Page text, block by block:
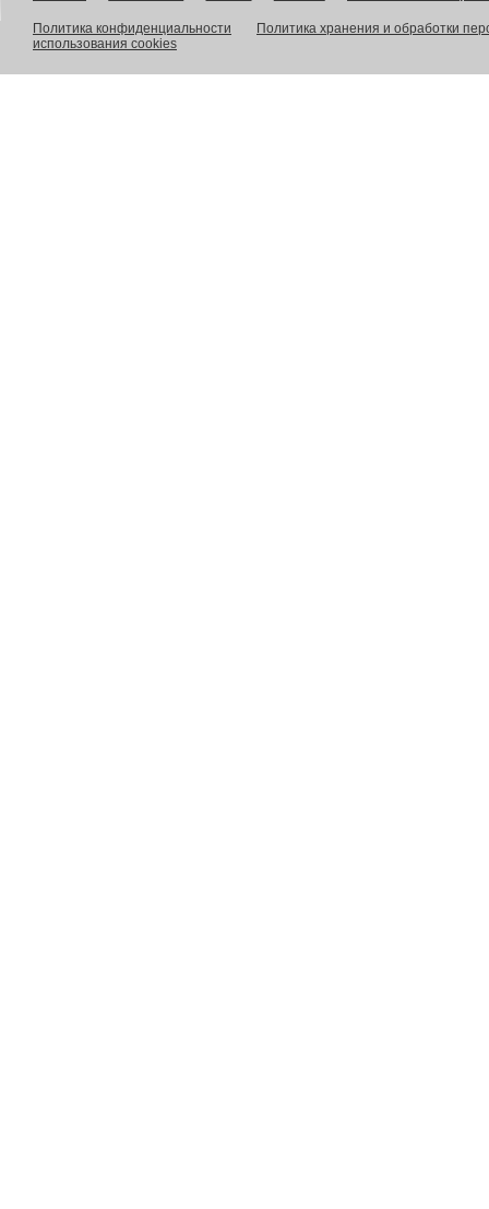
Политика конфиденциальности
Политика хранения и обработки
использования cookies